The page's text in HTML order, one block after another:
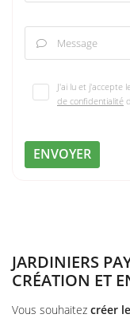
 Message
J'ai lu et j'accepte
de confidentialité
ENVOYER
JARDINIERS
CRÉATION ET
Vous souhaitez créer